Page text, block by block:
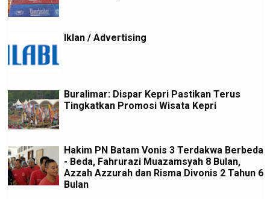
Iklan / Advertising
Buralimar: Dispar Kepri Pastikan Terus
Tingkatkan Promosi Wisata Kepri
Hakim PN Batam Vonis 3 Terdakwa Berbeda
- Beda, Fahrurazi Muazamsyah 8 Bulan,
Azzah Azzurah dan Risma Divonis 2 Tahun 6
Bulan